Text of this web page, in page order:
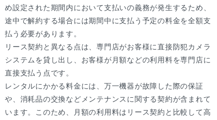
め設定された期間内において支払いの義務が発生するため、
途中で解約する場合には期間中に支払う予定の料金を全額支
払う必要があります。
リース契約と異なる点は、専門店がお客様に直接防犯カメラ
システムを貸し出し、お客様が月額などの利用料を専門店に
直接支払う点です。
レンタルにかかる料金には、万一機器が故障した際の保証
や、消耗品の交換などメンテナンスに関する契約が含まれて
います。このため、月額の利用料はリース契約と比較して高